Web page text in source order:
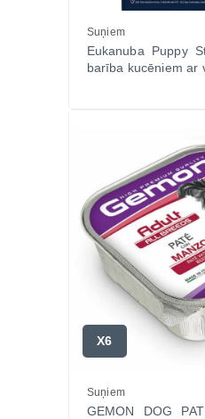
Suņiem
Eukanuba Puppy
barība kucēniem ar
X6
Suņiem
GEMON DOG